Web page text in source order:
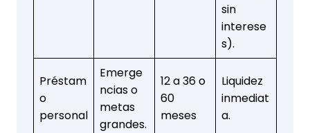
sin
interese
s).
Préstam
o
personal
Emerge
ncias o
metas
grandes.
12 a 36 o
60
meses
Liquidez
inmediat
a.